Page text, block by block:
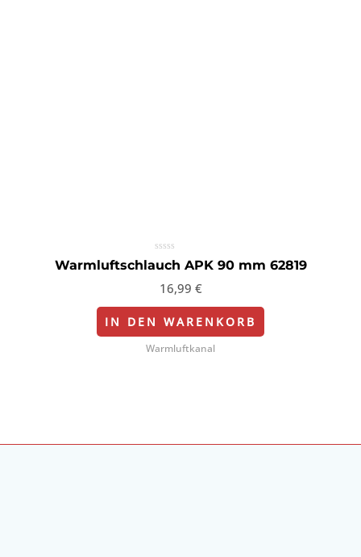
Bewertet
mit
von
Warmluftschlauch APK 90 mm 62819
16,99 €
IN DEN WARENKORB
Warmluftkanal